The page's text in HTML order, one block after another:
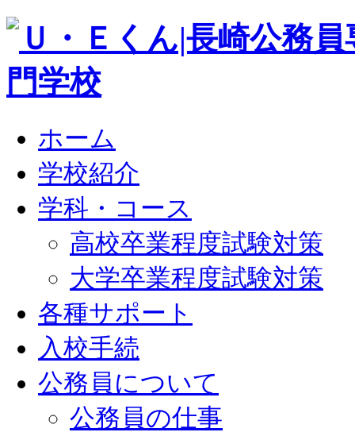
ホーム
学校紹介
学科・コース
高校卒業程度試験対策
大学卒業程度試験対策
各種サポート
入校手続
公務員について
公務員の仕事